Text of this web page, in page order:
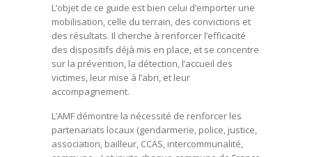
L’objet de ce guide est bien celui d’emporter une
mobilisation, celle du terrain, des convictions et
des résultats. Il cherche à renforcer l’efficacité
des dispositifs déjà mis en place, et se concentre
sur la prévention, la détection, l’accueil des
victimes, leur mise à l’abri, et leur
accompagnement.
L’AMF démontre la nécessité de renforcer les
partenariats locaux (gendarmerie, police, justice,
association, bailleur, CCAS, intercommunalité,